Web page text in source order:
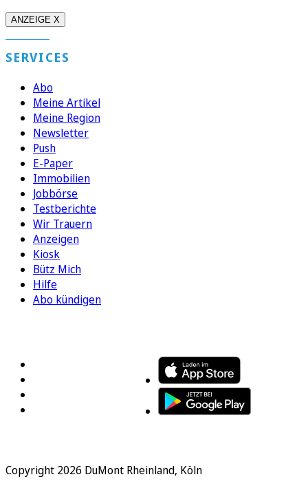
ANZEIGE X
SERVICES
Abo
Meine Artikel
Meine Region
Newsletter
Push
E-Paper
Immobilien
Jobbörse
Testberichte
Wir Trauern
Anzeigen
Kiosk
Bütz Mich
Hilfe
Abo kündigen
Copyright 2026 DuMont Rheinland, Köln